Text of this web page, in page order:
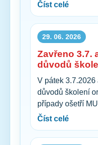
Číst celé
29. 06. 2026
Zavřeno 3.7.
důvodů
V pátek 3.7.2026
důvodů školení
případy ošetří
Číst celé